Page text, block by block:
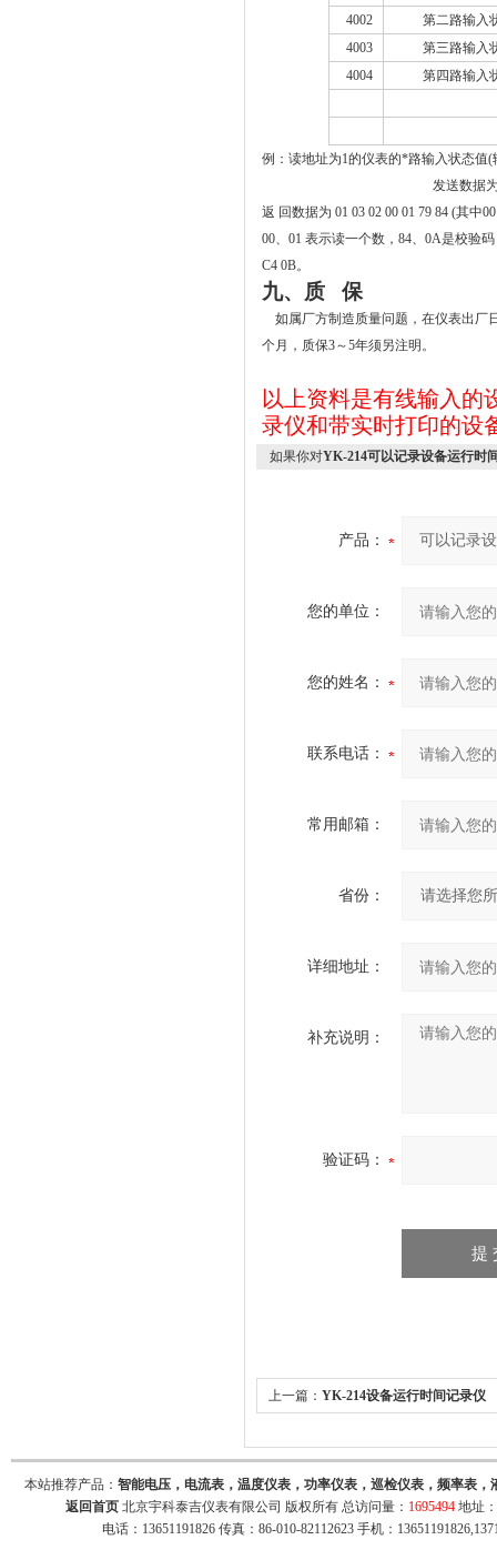
4002
第二路输入
4003
第三路输入
4004
第四路输入
例：读地址为1的仪表的*路输入状态值
发送数据
返 回数据为 01 03 02 00 01 79 84 (其中
00、01 表示读一个数，84、0A是校验
C4 0B。
九、质 保
如属厂方制造质量问题，在仪表出厂
个月，质保3～5年须另注明。
以上资料是有线输入的
录仪和带实时打印的设
如果你对YK-214可以记录设备运行时
产品：
您的单位：
您的姓名：
联系电话：
常用邮箱：
省份：
详细地址：
补充说明：
验证码：
上一篇： YK-214设备运行时间记录仪
本站推荐产品： 智能电压，电流表，温度仪表，功率仪表，巡检仪表，频率表
返回首页 北京宇科泰吉仪表有限公司 版权所有 总访问量： 1695494 地址
电话：13651191826 传真：86-010-82112623 手机：